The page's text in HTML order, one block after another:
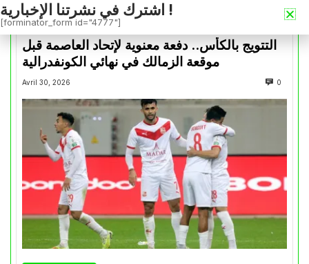
كأس الكونفدرالية
التتويج بالكأس.. دفعة معنوية لإتحاد العاصمة قبل
موقعة الزمالك في نهائي الكونفدرالية
Avril 30, 2026 0
اشترك في نشرتنا الإخبارية !
[forminator_form id="4777"]